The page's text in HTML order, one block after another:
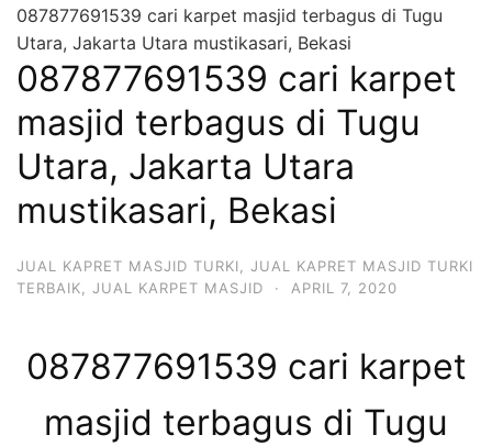
087877691539 cari karpet masjid terbagus di Tugu
Utara, Jakarta Utara mustikasari, Bekasi
087877691539 cari karpet
masjid terbagus di Tugu
Utara, Jakarta Utara
mustikasari, Bekasi
JUAL KAPRET MASJID TURKI
JUAL KAPRET MASJID TURKI
TERBAIK
JUAL KARPET MASJID · APRIL 7, 2020
087877691539 cari karpet
masjid terbagus di Tugu